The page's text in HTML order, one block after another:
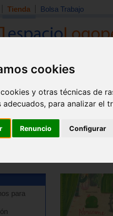
cookies
y otras técnicas de
adecuados, para analizar el
Renuncio Configurar
Tienda Bolsa Trabajo
Libros Material
para